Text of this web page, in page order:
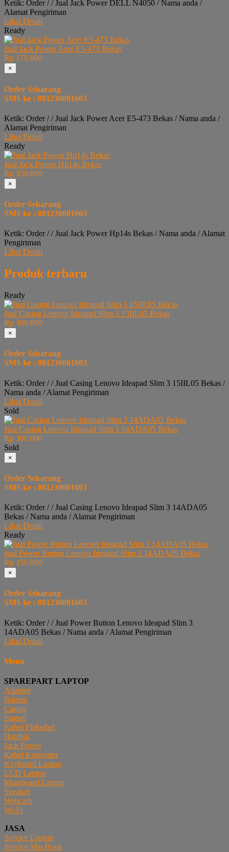
Ketik: Order / / Jual Jack Power DELL N4050 / Nama anda /
Alamat Pengiriman
Lihat Detail
Ready
Jual Jack Power Acer E5-473 Bekas
Rp 175.000
×
Order Sekarang
SMS ke : 081230001003
Ketik: Order / / Jual Jack Power Acer E5-473 Bekas / Nama anda /
Alamat Pengiriman
Lihat Detail
Ready
Jual Jack Power Hp14s Bekas
Rp 350.000
×
Order Sekarang
SMS ke : 081230001003
Ketik: Order / / Jual Jack Power Hp14s Bekas / Nama anda / Alamat
Pengiriman
Lihat Detail
Produk terbaru
Ready
Jual Casing Lenovo Ideapad Slim 3 15IIL05 Bekas
Rp 300.000
×
Order Sekarang
SMS ke : 081230001003
Ketik: Order / / Jual Casing Lenovo Ideapad Slim 3 15IIL05 Bekas /
Nama anda / Alamat Pengiriman
Lihat Detail
Sold
Jual Casing Lenovo Ideapad Slim 3 14ADA05 Bekas
Rp 300.000
Sold
×
Order Sekarang
SMS ke : 081230001003
Ketik: Order / / Jual Casing Lenovo Ideapad Slim 3 14ADA05
Bekas / Nama anda / Alamat Pengiriman
Lihat Detail
Ready
Jual Power Button Lenovo Ideapad Slim 3 14ADA05 Bekas
Rp 150.000
×
Order Sekarang
SMS ke : 081230001003
Ketik: Order / / Jual Power Button Lenovo Ideapad Slim 3
14ADA05 Bekas / Nama anda / Alamat Pengiriman
Lihat Detail
Menu
SPAREPART LAPTOP
Adaptor
Baterai
Casing
Engsel
Kabel Fleksibel
Hardisk
Jack Power
Kabel Konverter
Keyboard Laptop
LCD Laptop
Mainboard Laptop
Speaker
Webcam
Wi-Fi
JASA
Service Laptop
Service MacBook